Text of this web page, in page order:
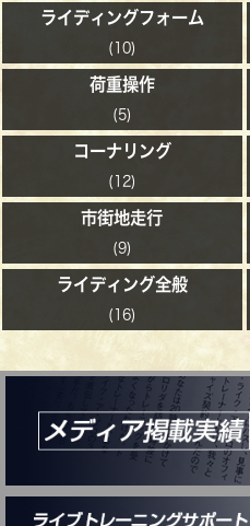
ライディングフォーム
(10)
荷重操作
(5)
コーナリング
(12)
市街地走行
(9)
ライディング全般
(16)